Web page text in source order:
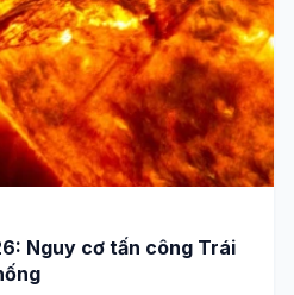
Nguy cơ tấn công Trái